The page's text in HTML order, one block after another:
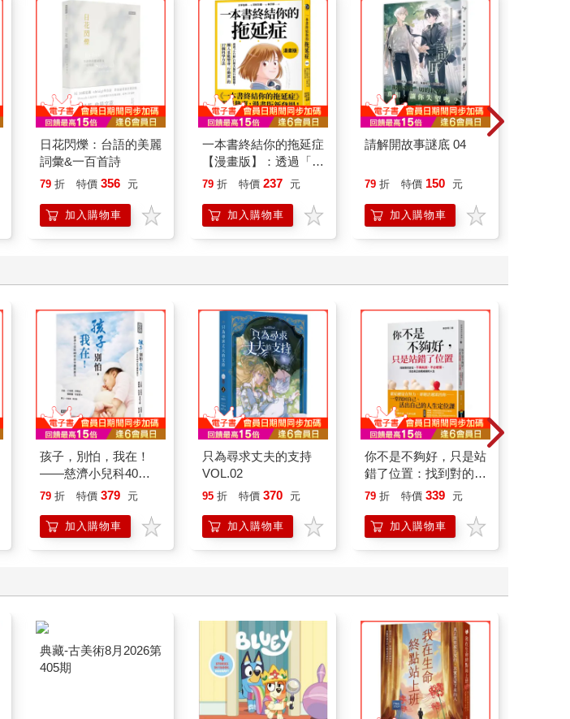
日花閃爍：台語的美麗
詞彙&一百首詩
79 折 特價 356 元
加入購物車
一本書終結你的拖延症
【漫畫版】：透過「小
行動」打開大腦的行動
「行動派」的37個科
學方法
79 折 特價 237 元
加入購物車
請解開故事謎底 04
79 折 特價 150 元
加入購物車
孩子，別怕，我在！
——慈濟小兒科40年
的守護與接力
79 折 特價 379 元
加入購物車
只為尋求丈夫的支持
VOL.02
95 折 特價 370 元
加入購物車
你不是不夠好，只是站
錯了位置：找到對的定
位，不再耗損、不必硬
的人生
79 折 特價 339 元
加入購物車